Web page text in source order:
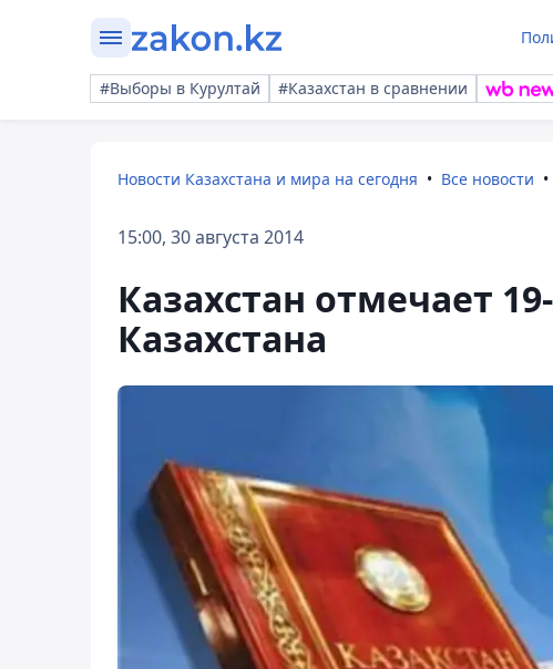
#Выборы в Курултай #Казахстан в сравнении
Новости Казахстана и мира на сегодня Все новости
15:00, 30 августа 2014
Казахстан отмечает
Казахстана